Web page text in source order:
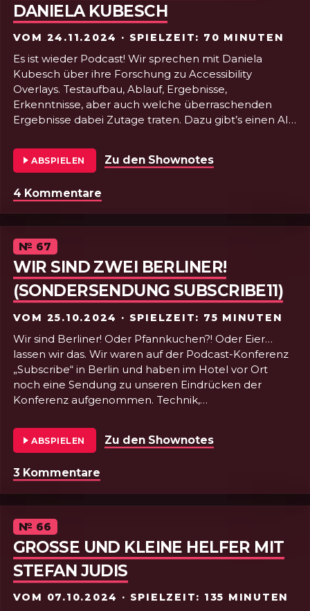
DANIELA KUBESCH
VOM 24.11.2024 · SPIELZEIT: 70 MINUTEN
Es ist wieder Podcast! Wir sprechen mit Daniela
Kubesch über ihre Forschung zu Accessibility
Overlays. Testaufbau, Ablauf, Ergebnisse,
Erkenntnisse, aber auch welche überraschenden
Ergebnisse dabei Zutage traten. Dazu gibt’s einen AI-
eurem Projekt zu stellen, einen automatischen
Website-Accessibility-Scanner (mit Frontend),
Plugin. Hohoho!
ABSPIELEN Zu den Shownotes
4 Kommentare
Episode
№ 67
WIR SIND ZWEI BERLINER!
(SONDERSENDUNG SUBSCRIBE11)
VOM 25.10.2024 · SPIELZEIT: 75 MINUTEN
Wir sind Berliner! Oder Pfannkuchen?! Oder Eier…
lassen wir das. Wir waren auf der Podcast-Konferenz
„Subscribe“ in Berlin und haben im Hotel vor Ort
noch eine Sendung zu unseren Eindrücken der
Konferenz aufgenommen. Technik,
und ermunternde Worte. Alles war dabei. Nächstes
mal wieder Frontend. Versprochen!
ABSPIELEN Zu den Shownotes
3 Kommentare
Episode
№ 66
GROSSE UND KLEINE HELFER MIT S
TEFAN JUDIS
VOM 07.10.2024 · SPIELZEIT: 135 MINUTEN